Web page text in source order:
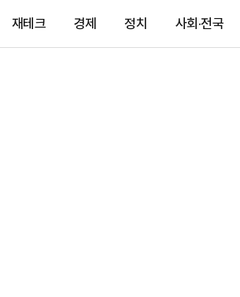
재테크 경제 정치 사회·전국